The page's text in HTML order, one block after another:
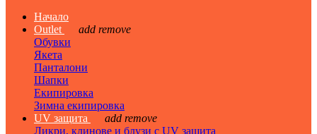
Начало
Outlet
add remove
Обувки
Якета
Панталони
Шапки
Екипировка
Зимна екипировка
UV защита
add remove
Ликри, клинове и блузи с UV защита